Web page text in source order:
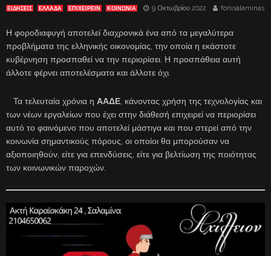
ΕΙΔΗΣΕΙΣ ΕΛΛΑΔΑ ΕΠΙΧΕΙΡΕΙΝ ΚΟΙΝΩΝΙΑ 9 Οκτωβρίου 2022 fonisalaminas
Η φοροδιαφυγή αποτελεί διαχρονικά ένα από τα μεγαλύτερα
προβλήματα της ελληνικής οικονομίας, την οποία η εκάστοτε
κυβέρνηση προσπαθεί να την περιορίσει. Η προσπάθεια αυτή
άλλοτε φέρνει αποτελέσματα και άλλοτε όχι.
Τα τελευταία χρόνια η ΑΑΔΕ , κάνοντας χρήση της τεχνολογίας και
των νέων εργαλείων που έχει στην διάθεσή επιχειρεί να περιορίσει
αυτό το φαινόμενο που αποτελεί μάστιγα και που στερεί από την
κοινωνία σημαντικούς πόρους, οι οποίοι θα μπορούσαν να
αξιοποιηθούν, είτε για επενδύσεις, είτε για βελτίωση της ποιότητας
των κοινωνικών παροχών.